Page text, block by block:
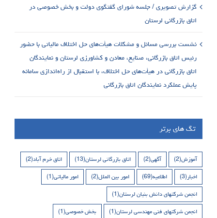
گزارش تصویری / جلسه شورای گفتگوی دولت و بخش خصوصی در
اتاق بازرگانی لرستان
نشست بررسی مسائل و مشکلات هیأت‌های حل اختلاف مالیاتی با حضور
رئیس اتاق بازرگانی، صنایع، معادن و کشاورزی لرستان و نمایندگان
اتاق بازرگانی در هیأت‌های حل اختلاف، با استقبال از راه‌اندازی سامانه
پایش عملکرد نمایندگان اتاق بازرگانی
تگ های برتر
آموزش(2) آگهی(2) اتاق بازرگانی لرستان(13) اتاق خرم آباد(2)
اخبار(3) اطلاعیه(69) امور بین الملل(2) امور مالیاتی(1)
انجمن شرکتهای دانش بنیان لرستان(1)
انجمن شرکتهای فنی مهندسی لرستان(1) بخش خصوصی(1)